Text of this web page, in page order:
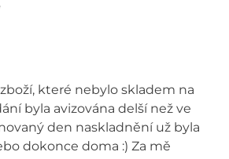
které nebylo skladem na
byla avizována delší než ve
den naskladnění už byla
dokonce doma :) Za mě